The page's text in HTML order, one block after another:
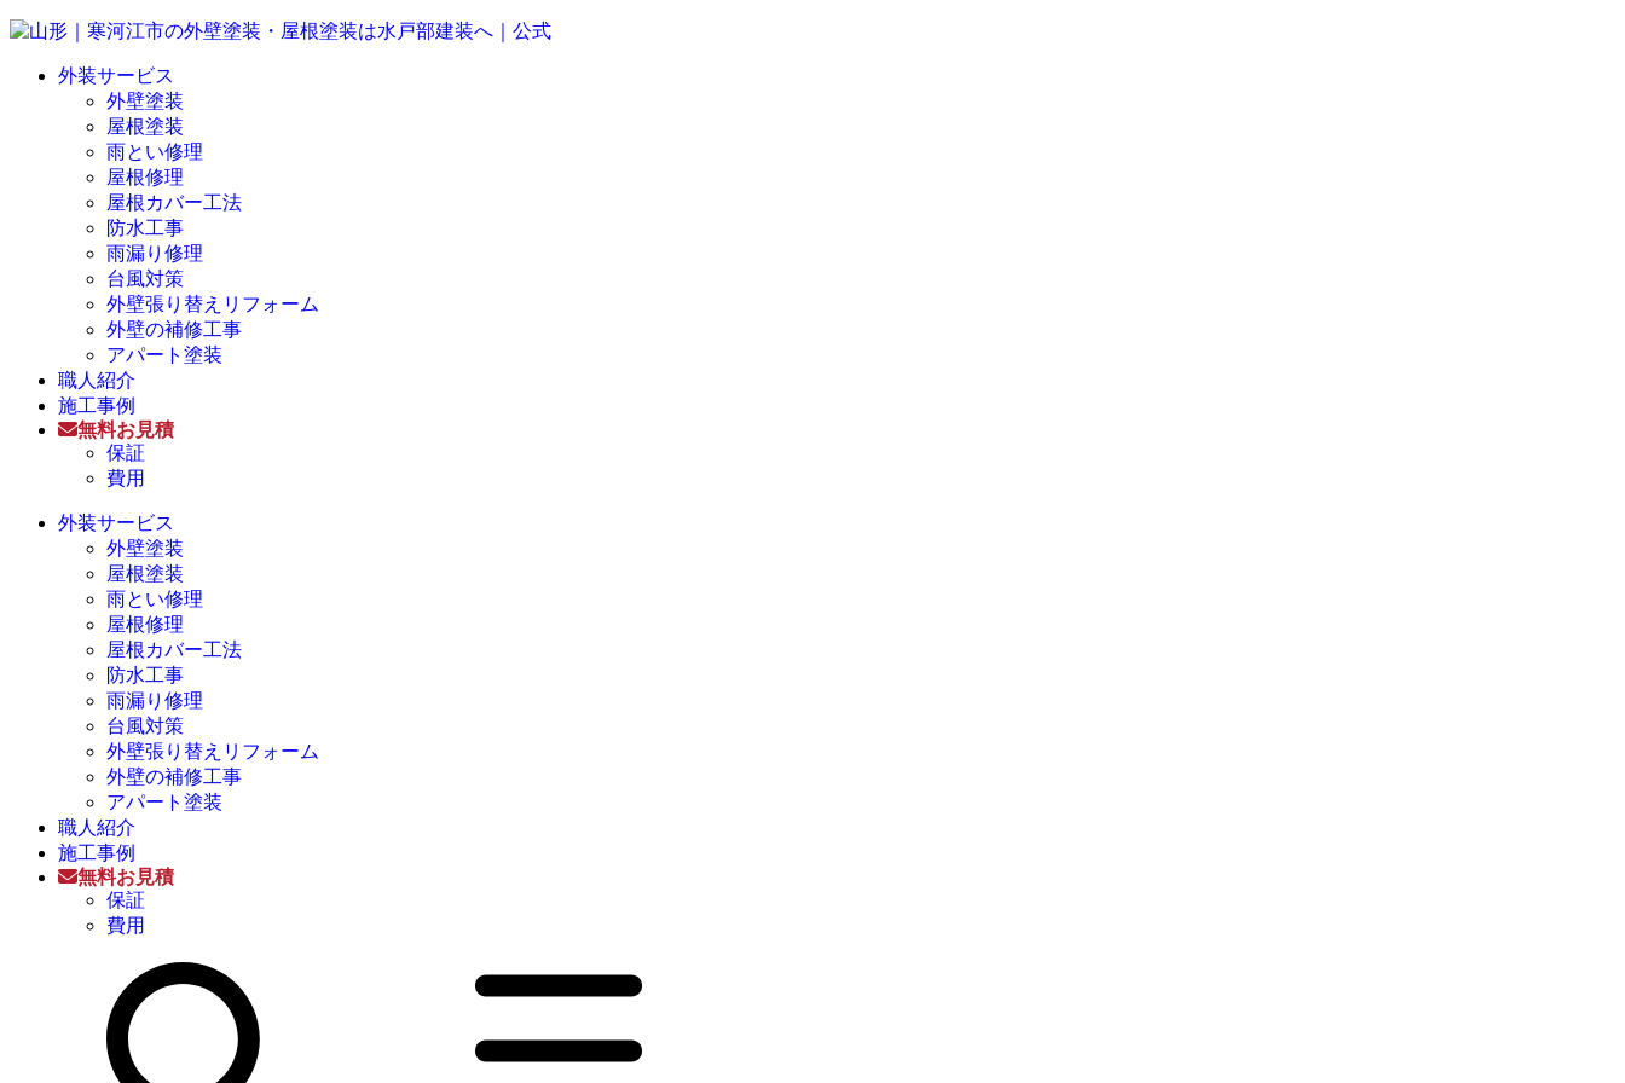
外装サービス
外壁塗装
屋根塗装
雨とい修理
屋根修理
屋根カバー工法
防水工事
雨漏り修理
台風対策
外壁張り替えリフォーム
外壁の補修工事
アパート塗装
職人紹介
施工事例
無料お見積
保証
費用
外装サービス
外壁塗装
屋根塗装
雨とい修理
屋根修理
屋根カバー工法
防水工事
雨漏り修理
台風対策
外壁張り替えリフォーム
外壁の補修工事
アパート塗装
職人紹介
施工事例
無料お見積
保証
費用